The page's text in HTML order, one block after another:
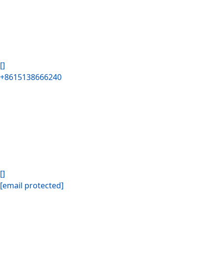
[]
+8615138666240
[]
[email protected]